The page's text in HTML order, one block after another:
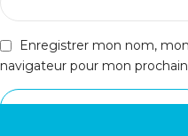
Enregistrer mon nom,
navigateur pour mon